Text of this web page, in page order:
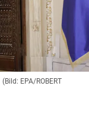
(Bild: EPA/ROBERT